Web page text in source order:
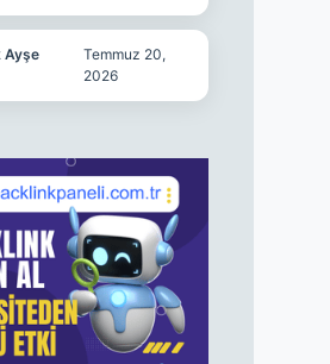
Ayşe
Temmuz 20,
2026